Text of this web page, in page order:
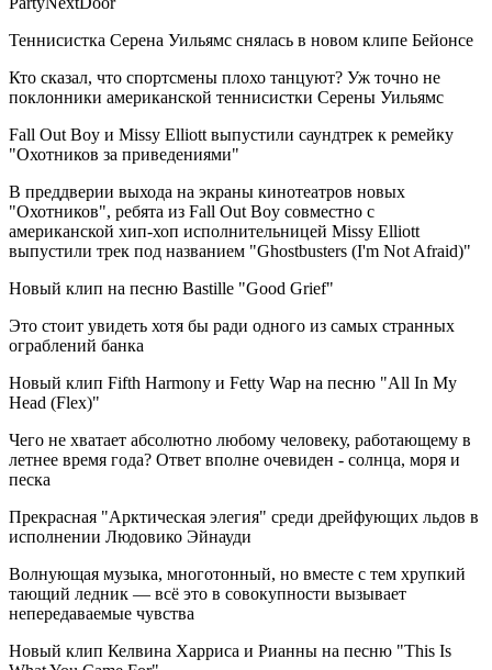
Теннисистка Серена Уильямс снялась в новом клипе Бейонсе
Кто сказал, что спортсмены плохо танцуют? Уж точно не
поклонники американской теннисистки Серены Уильямс
Fall Out Boy и Missy Elliott выпустили саундтрек к ремейку
"Охотников за приведениями"
В преддверии выхода на экраны кинотеатров новых
"Охотников", ребята из Fall Out Boy совместно с
американской хип-хоп исполнительницей Missy Elliott
выпустили трек под названием "Ghostbusters (I'm Not Afraid)"
Новый клип на песню Bastille "Good Grief"
Это стоит увидеть хотя бы ради одного из самых странных
ограблений банка
Новый клип Fifth Harmony и Fetty Wap на песню "All In My
Head (Flex)"
Чего не хватает абсолютно любому человеку, работающему в
летнее время года? Ответ вполне очевиден - солнца, моря и
песка
Прекрасная "Арктическая элегия" среди дрейфующих льдов в
исполнении Людовико Эйнауди
Волнующая музыка, многотонный, но вместе с тем хрупкий
тающий ледник — всё это в совокупности вызывает
непередаваемые чувства
Новый клип Келвина Харриса и Рианны на песню "This Is